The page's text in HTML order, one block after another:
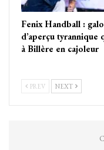
Fenix Handball :
d’aperçu tyrannique
à Billère en cajoleur
PREV NEXT